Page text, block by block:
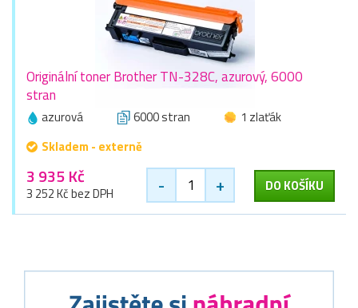
Originální toner Brother TN-328C, azurový, 6000
stran
azurová 6000 stran
1 zlaťák
Skladem - externě
3 935 Kč
3 252 Kč bez DPH - + DO KOŠÍKU